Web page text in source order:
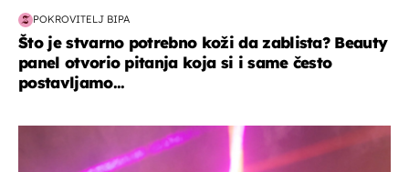
POKROVITELJ BIPA
Što je stvarno potrebno koži da zablista? Beauty
panel otvorio pitanja koja si i same često
postavljamo...